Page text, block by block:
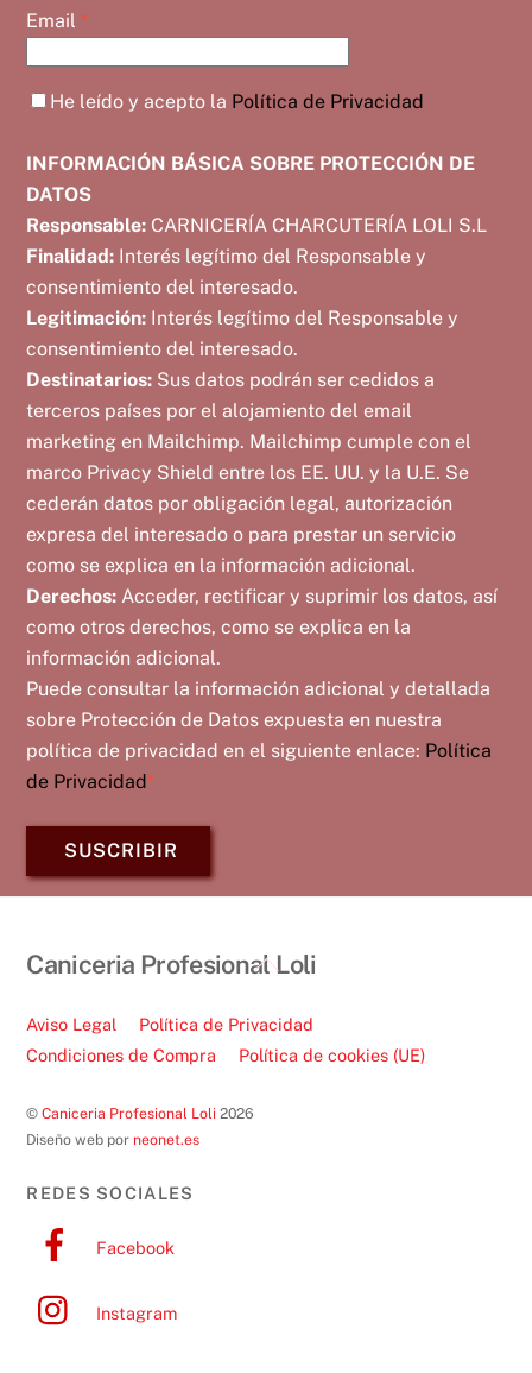
Email*
He leído y acepto la Política de Privacidad
INFORMACIÓN BÁSICA SOBRE PROTECCIÓN DE
DATOS
Responsable: CARNICERÍA CHARCUTERÍA LOLI S.L
Finalidad: Interés legítimo del Responsable y
consentimiento del interesado.
Legitimación: Interés legítimo del Responsable y
consentimiento del interesado.
Destinatarios: Sus datos podrán ser cedidos a
terceros países por el alojamiento del email
marketing en Mailchimp. Mailchimp cumple con el
marco Privacy Shield entre los EE. UU. y la U.E. Se
cederán datos por obligación legal, autorización
expresa del interesado o para prestar un servicio
como se explica en la información adicional.
Derechos: Acceder, rectificar y suprimir los datos, así
como otros derechos, como se explica en la
información adicional.
Puede consultar la información adicional y detallada
sobre Protección de Datos expuesta en nuestra
política de privacidad en el siguiente enlace: Política
de Privacidad*
SUSCRIBIR
Back
Top
Caniceria Profesional Loli
Aviso Legal
Política de Privacidad
Condiciones de Compra
Política de cookies (UE)
©Caniceria Profesional Loli 2026
Diseño web por neonet.es
REDES SOCIALES
Facebook
Instagram